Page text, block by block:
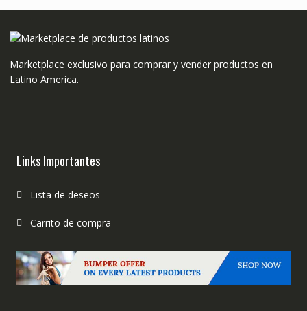
Marketplace exclusivo para comprar y vender productos en
Latino America.
Links Importantes
Lista de deseos
Carrito de compra